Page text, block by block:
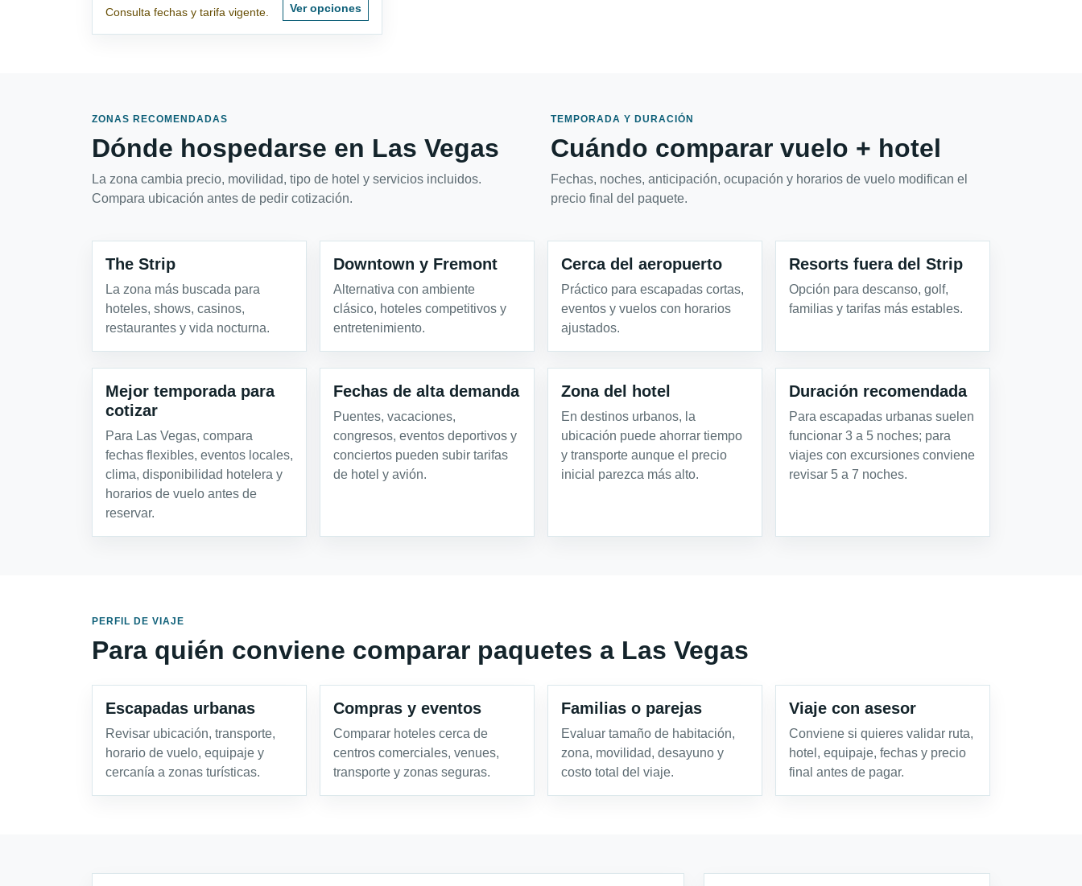
Consulta fechas y tarifa vigente.
Ver opciones
ZONAS RECOMENDADAS
Dónde hospedarse en Las Vegas
La zona cambia precio, movilidad, tipo de hotel y servicios incluidos.
Compara ubicación antes de pedir cotización.
TEMPORADA Y DURACIÓN
Cuándo comparar vuelo + hotel
Fechas, noches, anticipación, ocupación y horarios de vuelo modifican el
precio final del paquete.
The Strip
La zona más buscada para
hoteles, shows, casinos,
restaurantes y vida nocturna.
Downtown y Fremont
Alternativa con ambiente
clásico, hoteles competitivos y
entretenimiento.
Cerca del aeropuerto
Práctico para escapadas cortas,
eventos y vuelos con horarios
ajustados.
Resorts fuera del Strip
Opción para descanso, golf,
familias y tarifas más estables.
Mejor temporada para
cotizar
Para Las Vegas, compara
fechas flexibles, eventos locales,
clima, disponibilidad hotelera y
horarios de vuelo antes de
reservar.
Fechas de alta demanda
Puentes, vacaciones,
congresos, eventos deportivos y
conciertos pueden subir tarifas
de hotel y avión.
Zona del hotel
En destinos urbanos, la
ubicación puede ahorrar tiempo
y transporte aunque el precio
inicial parezca más alto.
Duración recomendada
Para escapadas urbanas suelen
funcionar 3 a 5 noches; para
viajes con excursiones conviene
revisar 5 a 7 noches.
PERFIL DE VIAJE
Para quién conviene comparar paquetes a Las Vegas
Escapadas urbanas
Revisar ubicación, transporte,
horario de vuelo, equipaje y
cercanía a zonas turísticas.
Compras y eventos
Comparar hoteles cerca de
centros comerciales, venues,
transporte y zonas seguras.
Familias o parejas
Evaluar tamaño de habitación,
zona, movilidad, desayuno y
costo total del viaje.
Viaje con asesor
Conviene si quieres validar ruta,
hotel, equipaje, fechas y precio
final antes de pagar.